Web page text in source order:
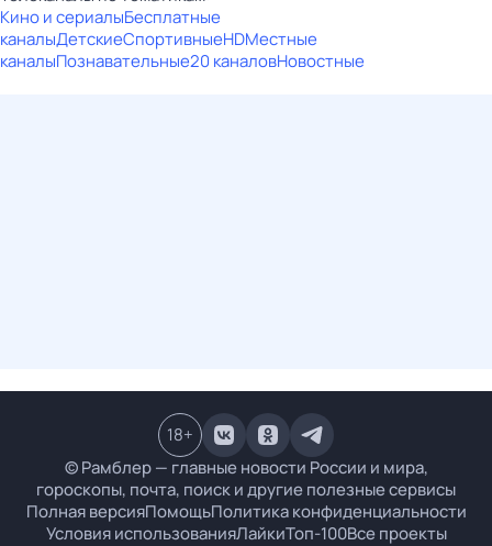
Кино и сериалыБесплатные
каналыДетскиеСпортивныеHDМестные
каналыПознавательные20 каналовНовостные
© Рамблер — главные новости России и мира,
гороскопы, почта, поиск и другие полезные сервисы
Полная версияПомощьПолитика конфиденциальности
Условия использованияЛайкиТоп-100Все проекты
18+